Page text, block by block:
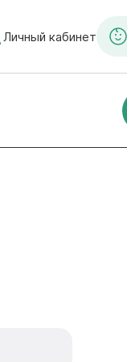
Личный кабинет